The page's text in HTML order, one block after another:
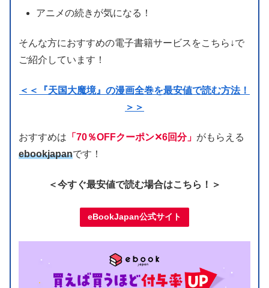
アニメの続きが気になる！
そんな方におすすめの電子書籍サービスをこちら↓で
ご紹介しています！
＜＜『天国大魔境』の漫画全巻を最安値で読む方法！
＞＞
おすすめは 「70％OFFクーポン✕6回分」 がもらえる
ebookjapanです！
＜今すぐ最安値で読む場合はこちら！＞
eBookJapan公式サイト